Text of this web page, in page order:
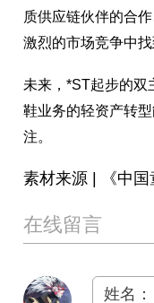
质供应链伙伴的合
激烈的市场竞争中找
未来，*ST起步的双
鞋业务的轻资产转
注。
素材来源 | 《中国
在线留言
姓名：